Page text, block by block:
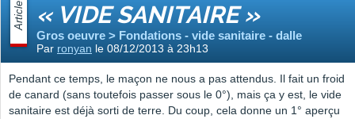
Article « VIDE SANITAIRE »
Gros oeuvre > Fondations - vide sanitaire - dalle
Par ronyan le 08/12/2013 à 23h13
Pendant ce temps, le maçon ne nous a pas attendus. Il fait un froid
de canard (sans toutefois passer sous le 0°), mais ça y est, le vide
sanitaire est déjà sorti de terre. Du coup, cela donne un 1° aperçu